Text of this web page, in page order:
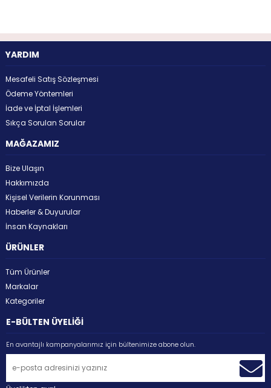
YARDIM
Mesafeli Satış Sözleşmesi
Ödeme Yöntemleri
İade ve İptal İşlemleri
Sıkça Sorulan Sorular
MAĞAZAMIZ
Bize Ulaşın
Hakkımızda
Kişisel Verilerin Korunması
Haberler & Duyurular
İnsan Kaynakları
ÜRÜNLER
Tüm Ürünler
Markalar
Kategoriler
E-BÜLTEN ÜYELİĞİ
En avantajlı kampanyalarımız için bültenimize abone olun.